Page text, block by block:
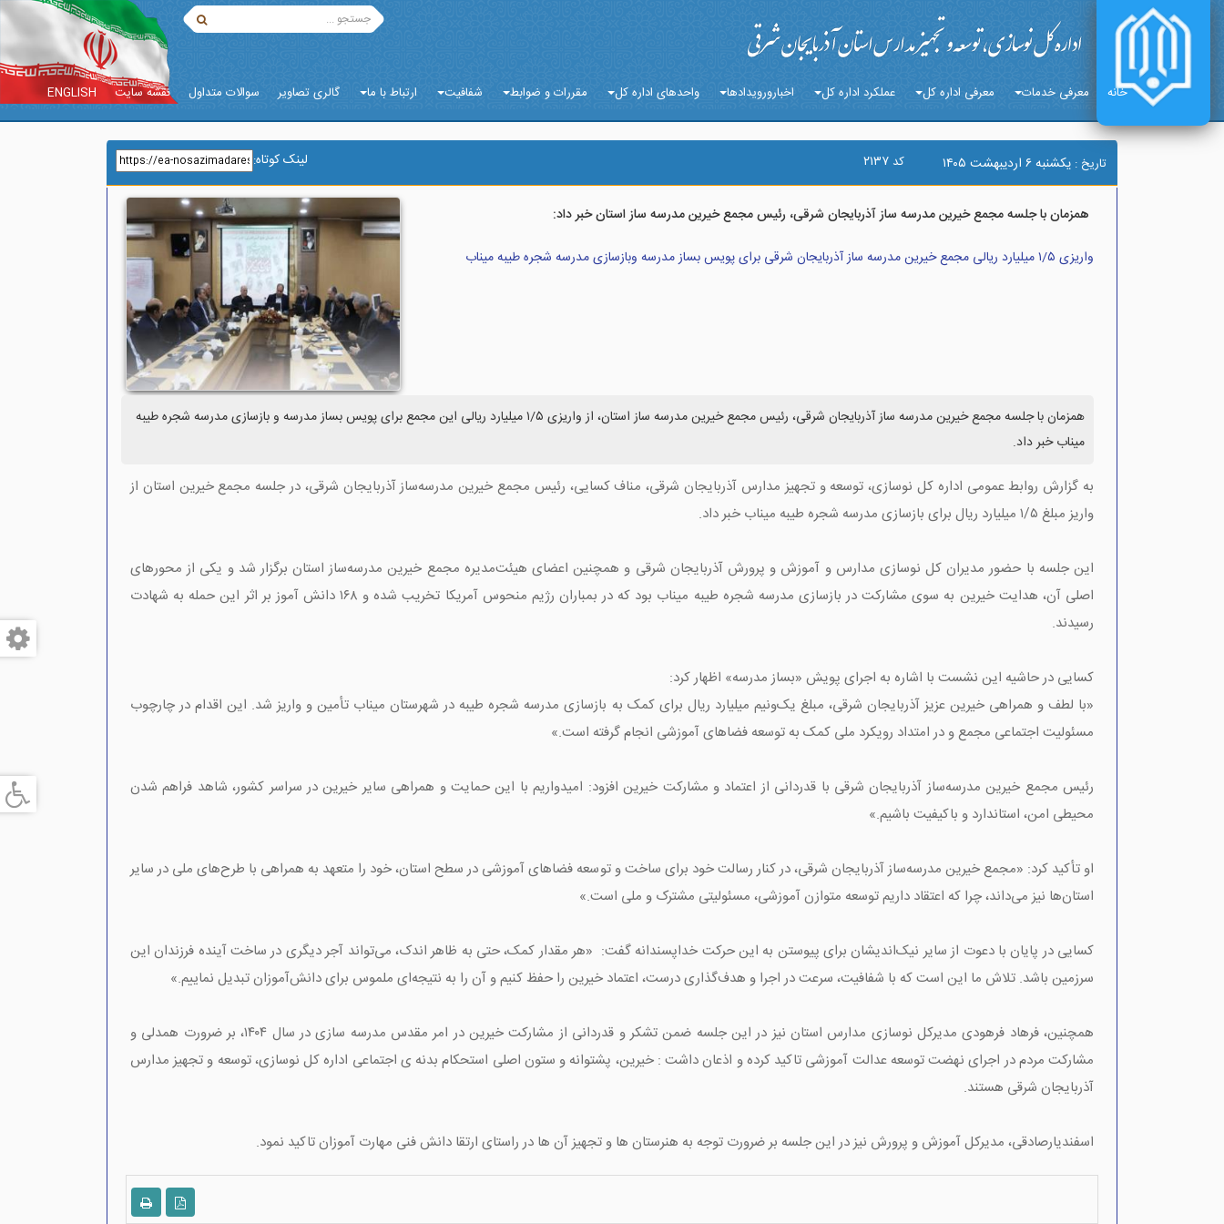
خانه معرفی خدمات معرفی اداره کل عملکرد اداره کل اخبارورویدادها واحدهای اداره کل مقررات و ضوابط شفافیت ارتباط با ما گالری تصاویر سوالات متداول نقشه سایت ENGLISH
تاریخ : يکشنبه ۶ ارديبهشت ۱۴۰۵ کد ۲۱۳۷ لینک کوتاه:
همزمان با جلسه مجمع خیرین مدرسه ساز آذربایجان شرقی، رئیس مجمع خیرین مدرسه ساز استان خبر داد:
واریزی ۱/۵ میلیارد ریالی مجمع خیرین مدرسه ساز آذربایجان شرقی برای پویس بساز مدرسه وبازسازی مدرسه شجره طیبه میناب
همزمان با جلسه مجمع خیرین مدرسه ساز آذربایجان شرقی، رئیس مجمع خیرین مدرسه ساز استان، از واریزی ۱/۵ میلیارد ریالی این مجمع برای پویس بساز مدرسه و بازسازی مدرسه شجره طیبه
میناب خبر داد.
به گزارش روابط عمومی اداره کل نوسازی، توسعه و تجهیز مدارس آذربایجان شرقی، مناف کسایی، رئیس مجمع خیرین مدرسه‌ساز آذربایجان شرقی، در جلسه مجمع خیرین استان از
واریز مبلغ ۱/۵ میلیارد ریال برای بازسازی مدرسه شجره طیبه میناب خبر داد.
این جلسه با حضور مدیران کل نوسازی مدارس و آموزش و پرورش آذربایجان شرقی و همچنین اعضای هیئت‌مدیره مجمع خیرین مدرسه‌ساز استان برگزار شد و یکی از محورهای
اصلی آن، هدایت خیرین به سوی مشارکت در بازسازی مدرسه شجره طیبه میناب بود که در بمباران رژیم منحوس آمریکا تخریب شده و ۱۶۸ دانش آموز بر اثر این حمله به شهادت
رسیدند.
کسایی در حاشیه این نشست با اشاره به اجرای پویش «بساز مدرسه» اظهار کرد:
«با لطف و همراهی خیرین عزیز آذربایجان شرقی، مبلغ یک‌ونیم میلیارد ریال برای کمک به بازسازی مدرسه شجره طیبه در شهرستان میناب تأمین و واریز شد. این اقدام در چارچوب
مسئولیت اجتماعی مجمع و در امتداد رویکرد ملی کمک به توسعه فضاهای آموزشی انجام گرفته است.»
رئیس مجمع خیرین مدرسه‌ساز آذربایجان شرقی با قدردانی از اعتماد و مشارکت خیرین افزود: امیدواریم با این حمایت و همراهی سایر خیرین در سراسر کشور، شاهد فراهم شدن
محیطی امن، استاندارد و باکیفیت باشیم.»
او تأکید کرد: «مجمع خیرین مدرسه‌ساز آذربایجان شرقی، در کنار رسالت خود برای ساخت و توسعه فضاهای آموزشی در سطح استان، خود را متعهد به همراهی با طرح‌های ملی در سایر
استان‌ها نیز می‌داند، چرا که اعتقاد داریم توسعه متوازن آموزشی، مسئولیتی مشترک و ملی است.»
کسایی در پایان با دعوت از سایر نیک‌اندیشان برای پیوستن به این حرکت خداپسندانه گفت: «هر مقدار کمک، حتی به ظاهر اندک، می‌تواند آجر دیگری در ساخت آینده فرزندان این
سرزمین باشد. تلاش ما این است که با شفافیت، سرعت در اجرا و هدف‌گذاری درست، اعتماد خیرین را حفظ کنیم و آن را به نتیجه‌ای ملموس برای دانش‌آموزان تبدیل نماییم.»
همچنین، فرهاد فرهودی مدیرکل نوسازی مدارس استان نیز در این جلسه ضمن تشکر و قدردانی از مشارکت خیرین در امر مقدس مدرسه سازی در سال ۱۴۰۴، بر ضرورت همدلی و
مشارکت مردم در اجرای نهضت توسعه عدالت آموزشی تاکید کرده و اذعان داشت : خیرین، پشتوانه و ستون اصلی استحکام بدنه ی اجتماعی اداره کل نوسازی، توسعه و تجهیز مدارس
آذربایجان شرقی هستند.
اسفندیارصادقی، مدیرکل آموزش و پرورش نیز در این جلسه بر ضرورت توجه به هنرستان ها و تجهیز آن ها در راستای ارتقا دانش فنی مهارت آموزان تاکید نمود.